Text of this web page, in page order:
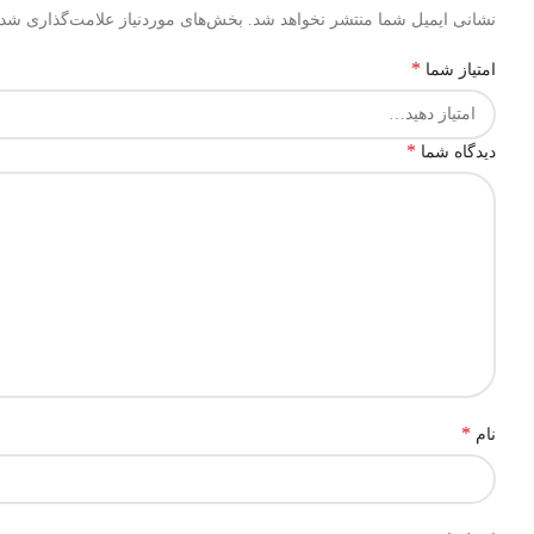
نشانی ایمیل شما منتشر نخواهد شد. بخش‌های موردنیاز علامت‌گذاری
امتیاز شما *
دیدگاه شما *
نام *